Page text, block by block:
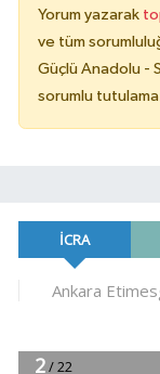
Yorum yazarak
ve tüm
Güçlü Anadolu -
sorumlu